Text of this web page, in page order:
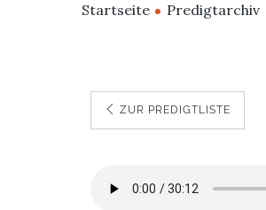
Startseite Predigtarchiv
ZUR PREDIGTLISTE